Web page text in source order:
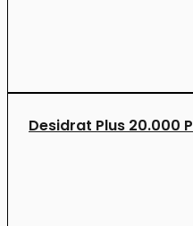
Desidrat Plus 20.000